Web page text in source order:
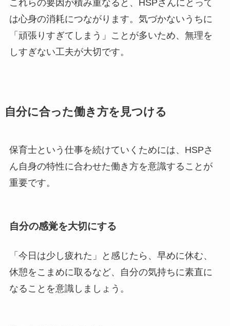
これらの要因が積み重なると、HSPさんにとって
は心身の消耗につながります。気づかないうちに
「頑張りすぎてしまう」ことが多いため、無理を
しすぎない工夫が大切です。
自分に合った働き方を見つける
保育士という仕事を続けていくためには、HSPさ
ん自身の特性に合わせた働き方を意識することが
重要です。
自分の感覚を大切にする
「今日は少し疲れた」と感じたら、早めに休む、
休憩をこまめに取るなど、自分の気持ちに素直に
なることを意識しましょう。